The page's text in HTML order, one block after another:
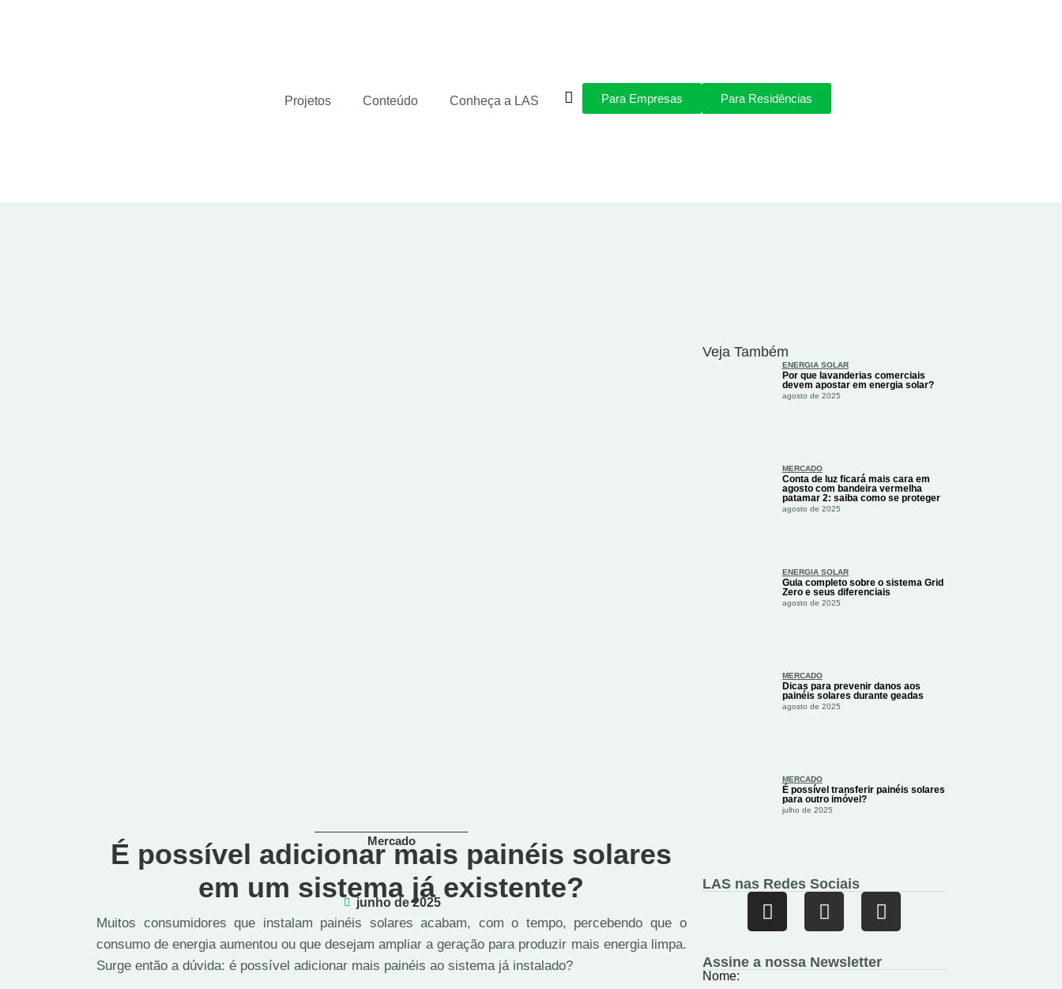
Projetos Conteúdo Conheça a LAS Para Empresas Para Residências
Mercado
É possível adicionar mais painéis solares
em um sistema já existente?
junho de 2025
Muitos consumidores que instalam painéis solares acabam, com o tempo, percebendo que o
consumo de energia aumentou ou que desejam ampliar a geração para produzir mais energia limpa.
Surge então a dúvida: é possível adicionar mais painéis ao sistema já instalado?
Veja Também
ENERGIA SOLAR
Por que lavanderias comerciais
devem apostar em energia solar?
agosto de 2025
MERCADO
Conta de luz ficará mais cara em
agosto com bandeira vermelha
patamar 2: saiba como se proteger
agosto de 2025
ENERGIA SOLAR
Guia completo sobre o sistema Grid
Zero e seus diferenciais
agosto de 2025
MERCADO
Dicas para prevenir danos aos
painéis solares durante geadas
agosto de 2025
MERCADO
É possível transferir painéis solares
para outro imóvel?
julho de 2025
LAS nas Redes Sociais
Assine a nossa Newsletter
Nome: